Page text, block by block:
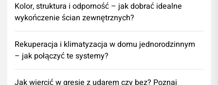
Kolor, struktura i odporność – jak dobrać idealne
wykończenie ścian zewnętrznych?
Rekuperacja i klimatyzacja w domu jednorodzinnym
– jak połączyć te systemy?
Jak wiercić w gresie z udarem czy bez? Poznaj